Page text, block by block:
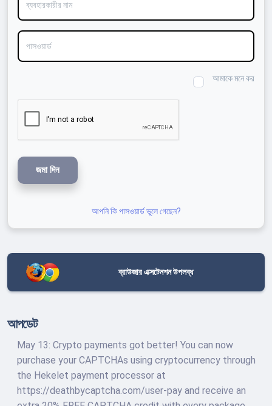
পাসওয়ার্ড
আমাকে মনে কর
জমা দিন
আপনি কি পাসওয়ার্ড ভুলে গেছেন?
ব্রাউজার এক্সটেনশন উপলব্ধ
আপডেট
May 13: Crypto payments got better! You can now
purchase your CAPTCHAs using cryptocurrency through
the Hekelet payment processor at
https://deathbycaptcha.com/user-pay and receive an